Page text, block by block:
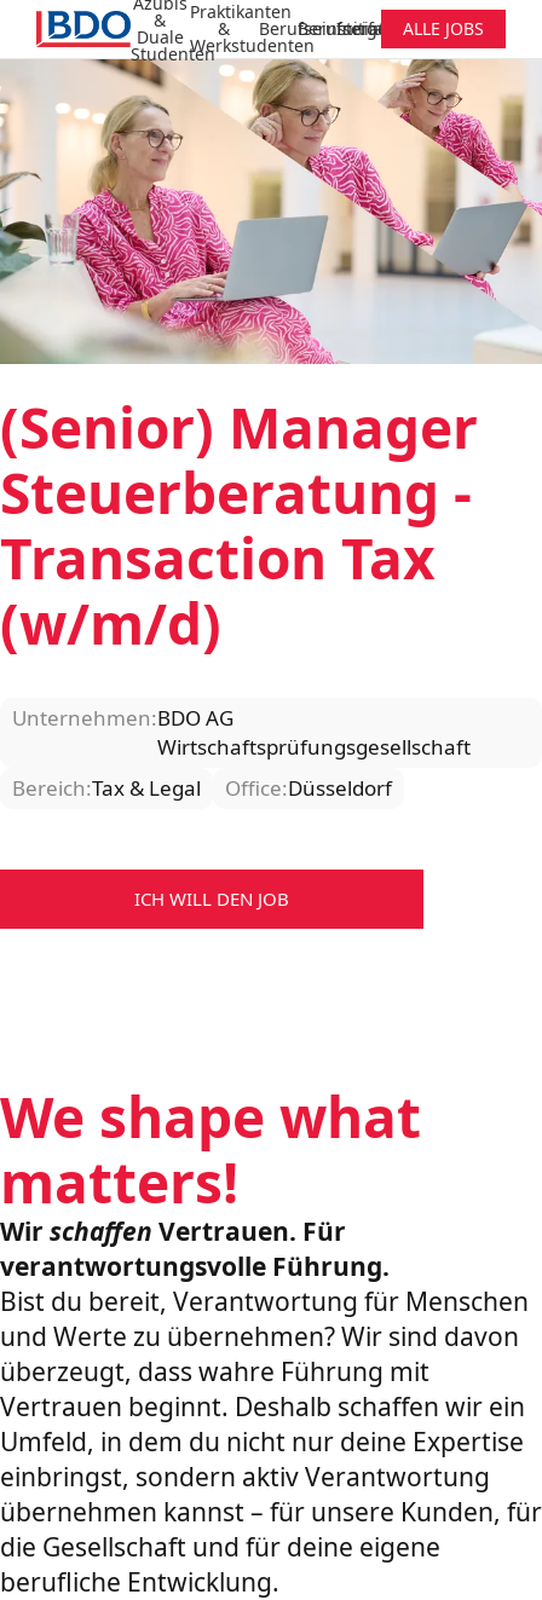
&
Duale
Studenten
Praktikanten
&
Werkstudenten
Berufseinsteiger
Berufserfahrene
Initiativbewerbung
ALLE JOBS
(Senior) Manager
Steuerberatung -
Transaction Tax
(w/m/d)
Unternehmen:BDO AG
Wirtschaftsprüfungsgesellschaft
Bereich:Tax & Legal Office:Düsseldorf
ICH WILL DEN JOB
We shape what
matters!
Wir schaffen Vertrauen. Für
verantwortungsvolle Führung.
Bist du bereit, Verantwortung für Menschen
und Werte zu übernehmen? Wir sind davon
überzeugt, dass wahre Führung mit
Vertrauen beginnt. Deshalb schaffen wir ein
Umfeld, in dem du nicht nur deine Expertise
einbringst, sondern aktiv Verantwortung
übernehmen kannst – für unsere Kunden, für
die Gesellschaft und für deine eigene
berufliche Entwicklung.